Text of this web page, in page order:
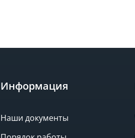
Информация
Наши документы